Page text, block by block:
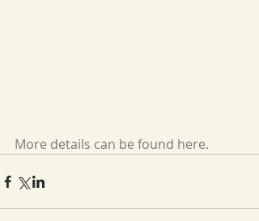
More details can be found here.